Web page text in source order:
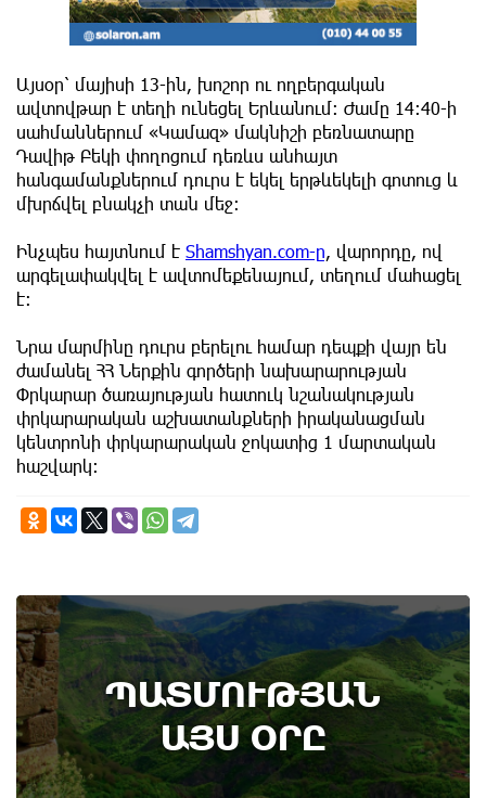
Այսօր՝ մայիսի 13-ին, խոշոր ու ողբերգական
ավտովթար է տեղի ունեցել Երևանում։ Ժամը 14:40-ի
սահմաններում «Կամազ» մակնիշի բեռնատարը
Դավիթ Բեկի փողոցում դեռևս անհայտ
հանգամանքներում դուրս է եկել երթևեկելի գոտուց և
մխրճվել բնակչի տան մեջ։
Ինչպես հայտնում է Shamshyan.com-ը , վարորդը, ով
արգելափակվել է ավտոմեքենայում, տեղում մահացել
է։
Նրա մարմինը դուրս բերելու համար դեպքի վայր են
ժամանել ՀՀ Ներքին գործերի նախարարության
Փրկարար ծառայության հատուկ նշանակության
փրկարարական աշխատանքների իրականացման
կենտրոնի փրկարարական ջոկատից 1 մարտական
հաշվարկ։
ՊԱՏՄՈՒԹՅԱՆ
ԱՅՍ ՕՐԸ
7th of August
Կառավարությունը ազդարարել է Հյուսիս -
Հարավ ավտոմայրուղու շինարարության
մեկնարկը․ պատմության այս օրը (6
օգոստոս)